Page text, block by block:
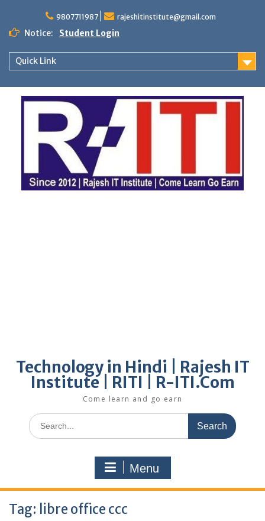
content
9807711987 rajeshitinstitute@gmail.com
Notice: Student Login
Quick Link
Technology in Hindi | Rajesh IT
Institute | RITI | R-ITI.Com
Come learn and go earn
Search
for:
Menu
Tag: libre office ccc